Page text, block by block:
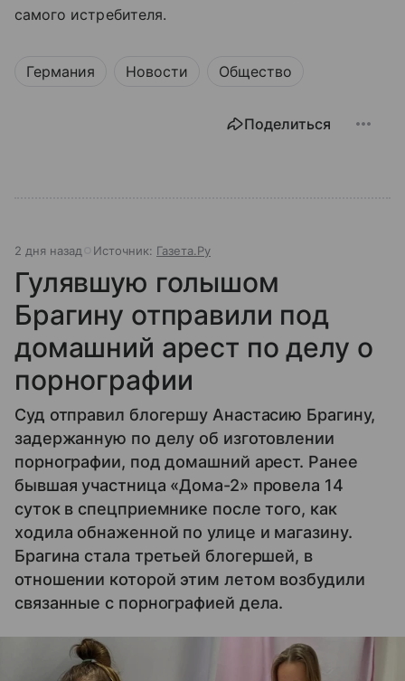
самого истребителя.
Германия Новости Общество
Поделиться
2 дня назад Источник: Газета.Ру
Гулявшую голышом
Брагину отправили под
домашний арест по делу о
порнографии
Суд отправил блогершу Анастасию Брагину,
задержанную по делу об изготовлении
порнографии, под домашний арест. Ранее
бывшая участница «Дома-2» провела 14
суток в спецприемнике после того, как
ходила обнаженной по улице и магазину.
Брагина стала третьей блогершей, в
отношении которой этим летом возбудили
связанные с порнографией дела.